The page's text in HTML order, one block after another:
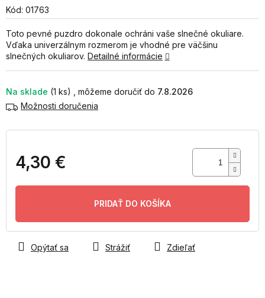
Kód: 01763
Na sklade (1 ks)
7.8.2026
Možnosti doručenia
4,30 €
PRIDAŤ DO KOŠÍKA
Toto pevné puzdro dokonale ochráni vaše slnečné okuliare.
Vďaka univerzálnym rozmerom je vhodné pre väčšinu
slnečných okuliarov. Detailné informácie
Opýtať sa Strážiť Zdieľať
0,0
5
hviezdičiek.